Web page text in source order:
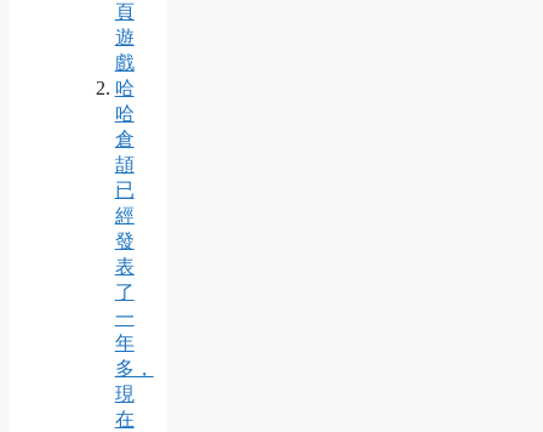
頁
遊
戲
哈
哈
倉
頡
已
經
發
表
了
一
年
多，
現
在